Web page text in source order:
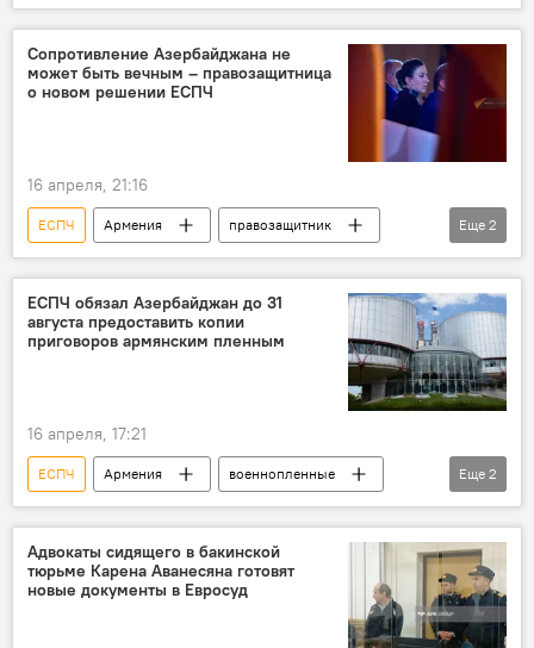
Политика
Общество
Нагорный Карабах
Сопротивление Азербайджана не
может быть вечным – правозащитница
о новом решении ЕСПЧ
16 апреля, 21:16
ЕСПЧ Армения
правозащитник
Политика
Новости Армения
Еще 2
ЕСПЧ обязал Азербайджан до 31
августа предоставить копии
приговоров армянским пленным
16 апреля, 17:21
ЕСПЧ Армения
военнопленные
Политика
Новости Армения
Еще 2
Адвокаты сидящего в бакинской
тюрьме Карена Аванесяна готовят
новые документы в Евросуд